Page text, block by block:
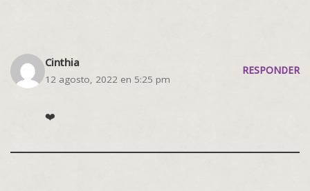
Cinthia
12 agosto, 2022 en 5:25 pm
RESPONDER
❤️